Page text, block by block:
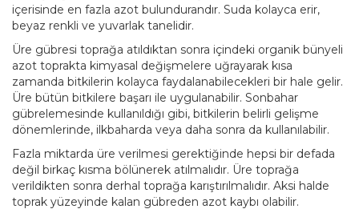
içerisinde en fazla azot bulundurandır. Suda kolayca erir,
beyaz renkli ve yuvarlak tanelidir.
Üre gübresi toprağa atıldıktan sonra içindeki organik bünyeli
azot toprakta kimyasal değişmelere uğrayarak kısa
zamanda bitkilerin kolayca faydalanabilecekleri bir hale gelir.
Üre bütün bitkilere başarı ile uygulanabilir. Sonbahar
gübrelemesinde kullanıldığı gibi, bitkilerin belirli gelişme
dönemlerinde, ilkbaharda veya daha sonra da kullanılabilir.
Fazla miktarda üre verilmesi gerektiğinde hepsi bir defada
değil birkaç kısma bölünerek atılmalıdır. Üre toprağa
verildikten sonra derhal toprağa karıştırılmalıdır. Aksi halde
toprak yüzeyinde kalan gübreden azot kaybı olabilir.